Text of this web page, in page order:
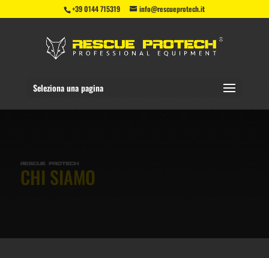
+39 0144 715319 info@rescueprotech.it
Seleziona una pagina
CHI SIAMO